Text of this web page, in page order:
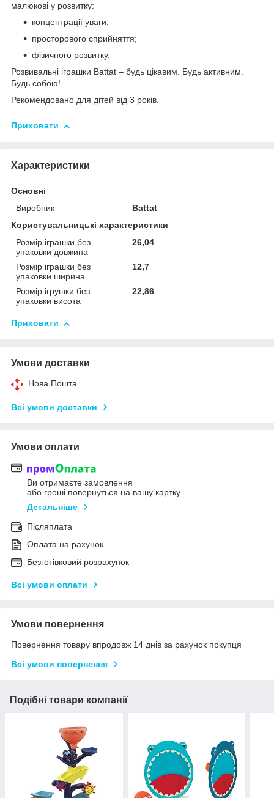
малюкові у розвитку:
концентрації уваги;
просторового сприйняття;
фізичного розвитку.
Розвивальні іграшки Battat – будь цікавим. Будь активним.
Будь собою!
Рекомендовано для дітей від 3 років.
Приховати
Характеристики
Основні
Виробник
Battat
Користувальницькі характеристики
Розмір іграшки без
упаковки довжина
26,04
Розмір іграшки без
упаковки ширина
12,7
Розмір ігрушки без
упаковки висота
22,86
Приховати
Умови доставки
Нова Пошта
Всі умови доставки
Умови оплати
Ви отримаєте замовлення
або гроші повернуться на вашу картку
Детальніше
Післяплата
Оплата на рахунок
Безготівковий розрахунок
Всі умови оплати
Умови повернення
Повернення товару впродовж 14 днів за рахунок покупця
Всі умови повернення
Подібні товари компанії